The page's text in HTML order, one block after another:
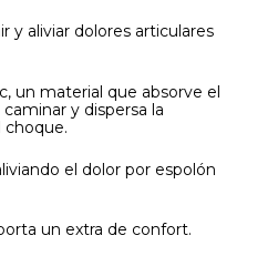
y aliviar dolores articulares
un material que absorve el
y dispersa la
choque.
el dolor por espolón
un extra de confort.